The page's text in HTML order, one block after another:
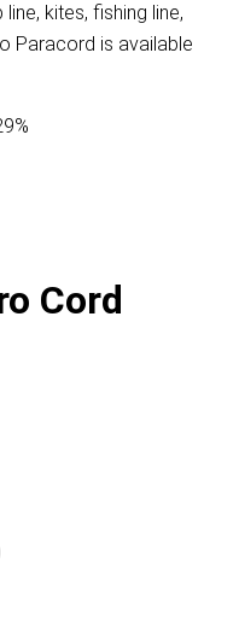
kites, fishing line,
Paracord is available
Cord